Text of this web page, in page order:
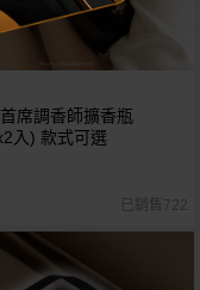
席調香師擴香瓶
入) 款式可選
已銷售722